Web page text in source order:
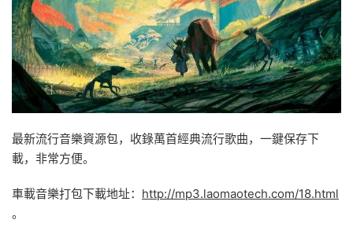
最新流行音樂資源包，收錄萬首經典流行歌曲，一鍵保存下
載，非常方便。
車載音樂打包下載地址： http://mp3.laomaotech.com/18.html
。